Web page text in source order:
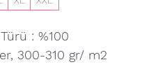
: %100
300-310 gr/ m2